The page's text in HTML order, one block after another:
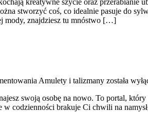
stworzyć coś, co idealnie pasuje do
mody, znajdziesz tu mnóstwo […]
Amulety i talizmany została
swoją osobę na nowo. To portal,
codzienności brakuje Ci chwili na